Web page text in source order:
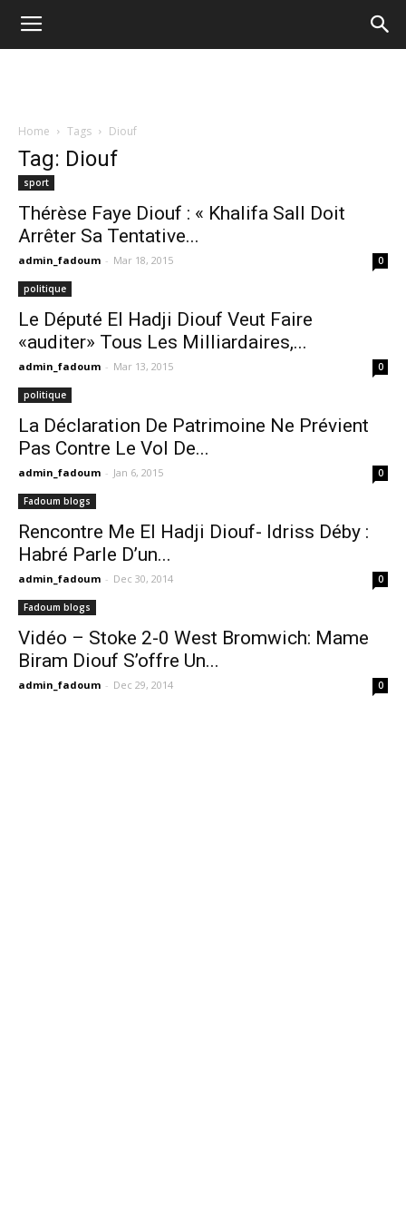
Home Tags Diouf
Tag: Diouf
sport
Thérèse Faye Diouf : « Khalifa Sall Doit
Arrêter Sa Tentative...
admin_fadoum - Mar 18, 2015 0
politique
Le Député El Hadji Diouf Veut Faire
«auditer» Tous Les Milliardaires,...
admin_fadoum - Mar 13, 2015 0
politique
La Déclaration De Patrimoine Ne Prévient
Pas Contre Le Vol De...
admin_fadoum - Jan 6, 2015 0
Fadoum blogs
Rencontre Me El Hadji Diouf- Idriss Déby :
Habré Parle D’un...
admin_fadoum - Dec 30, 2014 0
Fadoum blogs
Vidéo – Stoke 2-0 West Bromwich: Mame
Biram Diouf S’offre Un...
admin_fadoum - Dec 29, 2014 0